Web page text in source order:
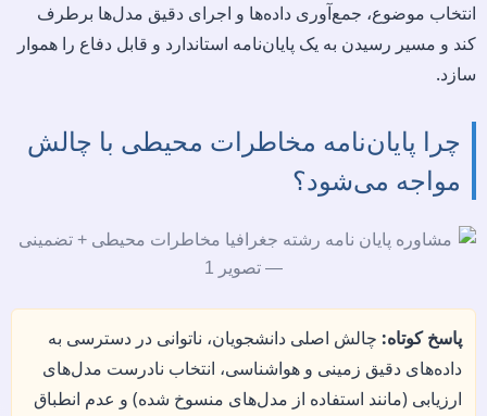
انتخاب موضوع، جمع‌آوری داده‌ها و اجرای دقیق مدل‌ها برطرف
کند و مسیر رسیدن به یک پایان‌نامه استاندارد و قابل دفاع را هموار
سازد.
چرا پایان‌نامه مخاطرات محیطی با چالش
مواجه می‌شود؟
پاسخ کوتاه: چالش اصلی دانشجویان، ناتوانی در دسترسی به
داده‌های دقیق زمینی و هواشناسی، انتخاب نادرست مدل‌های
ارزیابی (مانند استفاده از مدل‌های منسوخ شده) و عدم انطباق